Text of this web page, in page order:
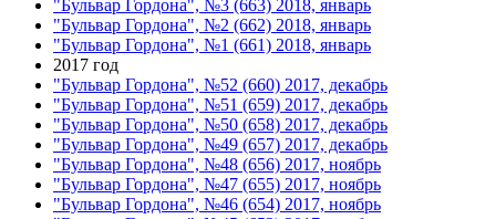
"Бульвар Гордона", №3 (663) 2018, январь
"Бульвар Гордона", №2 (662) 2018, январь
"Бульвар Гордона", №1 (661) 2018, январь
2017 год
"Бульвар Гордона", №52 (660) 2017, декабрь
"Бульвар Гордона", №51 (659) 2017, декабрь
"Бульвар Гордона", №50 (658) 2017, декабрь
"Бульвар Гордона", №49 (657) 2017, декабрь
"Бульвар Гордона", №48 (656) 2017, ноябрь
"Бульвар Гордона", №47 (655) 2017, ноябрь
"Бульвар Гордона", №46 (654) 2017, ноябрь